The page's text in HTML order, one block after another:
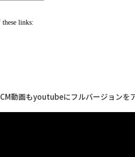
動画もyoutubeにフルバージョンを